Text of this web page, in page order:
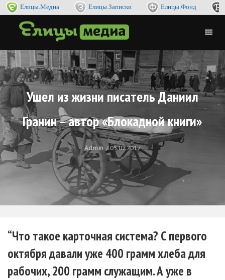
Елицы.Медиа Елицы.Записки Елицы.Фонд
Ушел из жизни писатель Даниил
Гранин – автор «Блокадной книги»
Admin 05.07.2017
“Что такое карточная система? С первого
октября давали уже 400 грамм хлеба для
рабочих, 200 грамм служащим. А уже в